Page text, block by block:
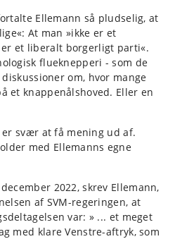
Ellemann så pludselig, at
At man »ikke er et
et liberalt borgerligt parti«.
flueknepperi - som de
om, hvor mange
et knappenålshoved. Eller en
svær at få mening ud af.
med Ellemanns egne
2022, skrev Ellemann,
af SVM-regeringen, at
var: » ... et meget
med klare Venstre-aftryk, som